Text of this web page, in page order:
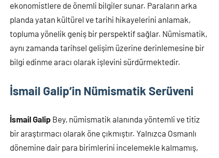
ekonomistlere de önemli bilgiler sunar. Paraların arka
planda yatan kültürel ve tarihi hikayelerini anlamak,
topluma yönelik geniş bir perspektif sağlar. Nümismatik,
aynı zamanda tarihsel gelişim üzerine derinlemesine bir
bilgi edinme aracı olarak işlevini sürdürmektedir.
İsmail Galip’in Nümismatik Serüveni
İsmail Galip Bey, nümismatik alanında yöntemli ve titiz
bir araştırmacı olarak öne çıkmıştır. Yalnızca Osmanlı
dönemine dair para birimlerini incelemekle kalmamış,